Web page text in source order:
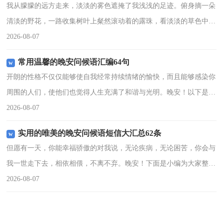
我从朦朦的远方走来，淡淡的雾色遮掩了我浅浅的足迹。俯身摘一朵
清淡的野花，一路收集树叶上粲然滚动着的露珠，看淡淡的草色中优
雅的白蝶翩翩起舞。不必忧伤，努力抛开所有的忧愁，人生的岁月中
2026-08-07
常用温馨的晚安问候语汇编64句
开朗的性格不仅仅能够使自我经常持续情绪的愉快，而且能够感染你
周围的人们，使他们也觉得人生充满了和谐与光明。晚安！以下是小
编为大家准备的温馨的晚安问候语64句,欢迎大家前来欣赏。1、相信
2026-08-07
实用的唯美的晚安问候语短信大汇总62条
但愿有一天，你能幸福骄傲的对我说，无论疾病，无论困苦，你会与
我一世走下去，相依相偎，不离不弃。晚安！下面是小编为大家整理
推荐的唯美的晚安问候语62条,希望大家喜欢。1、人总会受伤，我们
2026-08-07